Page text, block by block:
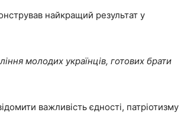
найкращий результат у
молодих українців, готових брати
важливість єдності, патріотизму